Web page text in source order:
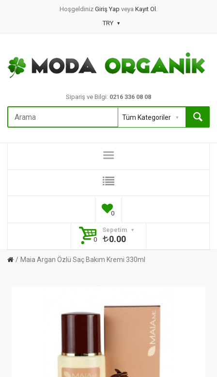
Hoşgeldiniz Giriş Yap veya Kayıt Ol .
TRY
Sipariş ve Bilgi: 0216 336 08 08
0
Sepetim
0
0.00
Maia Argan Özlü Saç Bakım Kremi 330ml